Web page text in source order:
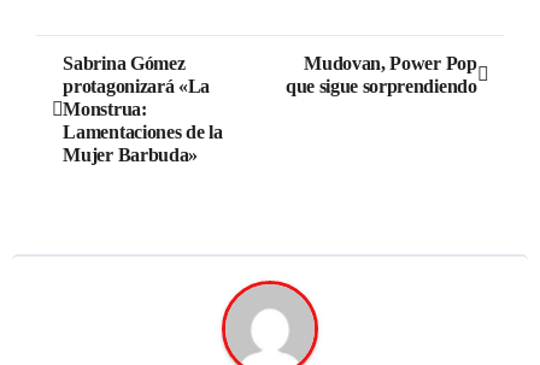
Sabrina Gómez
protagonizará «La
Monstrua:
Lamentaciones de la
Mujer Barbuda»
Mudovan, Power Pop
que sigue sorprendiendo